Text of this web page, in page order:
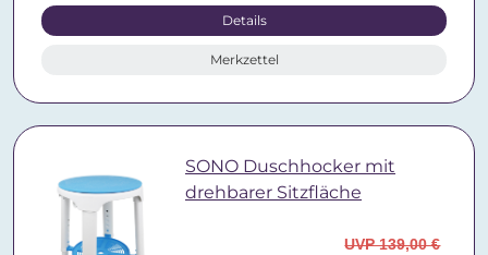
Details
Merkzettel
SONO Duschhocker mit
drehbarer Sitzfläche
UVP 139,00 €